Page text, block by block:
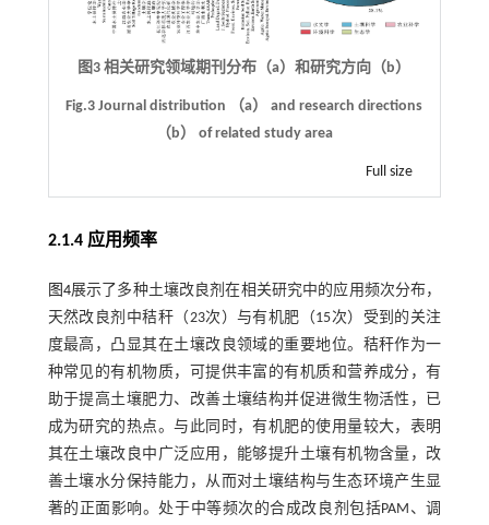
图3 相关研究领域期刊分布（a）和研究方向（b）
Fig.3 Journal distribution （a） and research directions
（b） of related study area
Full size
2.1.4 应用频率
图4展示了多种土壤改良剂在相关研究中的应用频次分布，
天然改良剂中秸秆（23次）与有机肥（15次）受到的关注
度最高，凸显其在土壤改良领域的重要地位。秸秆作为一
种常见的有机物质，可提供丰富的有机质和营养成分，有
助于提高土壤肥力、改善土壤结构并促进微生物活性，已
成为研究的热点。与此同时，有机肥的使用量较大，表明
其在土壤改良中广泛应用，能够提升土壤有机物含量，改
善土壤水分保持能力，从而对土壤结构与生态环境产生显
著的正面影响。处于中等频次的合成改良剂包括PAM、调